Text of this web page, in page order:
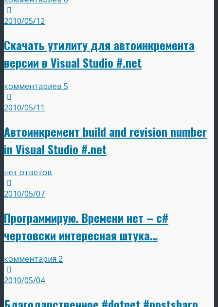
2010/05/12
Скачать утилиту для автоинкремента
версии в Visual Studio #.net
комментариев 5
2010/05/11
Автоинкремент build and revision number
in Visual Studio #.net
нет ответов
2010/05/07
Программирую. Времени нет – c#
чертовски интересная штука…
комментария 2
2010/05/04